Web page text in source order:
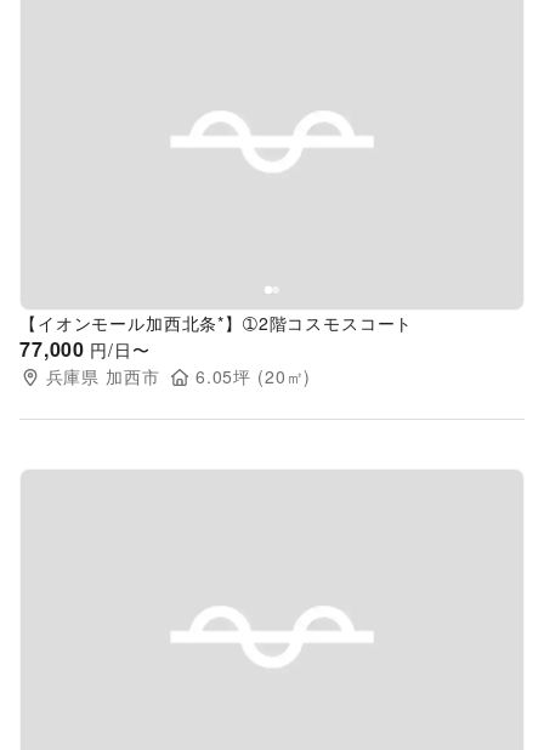
Previous slide
【イオンモール加西北条*】➀2階コスモスコート
77,000 円/日〜
兵庫県 加西市 6.05坪 (20 ㎡)
Previous slide